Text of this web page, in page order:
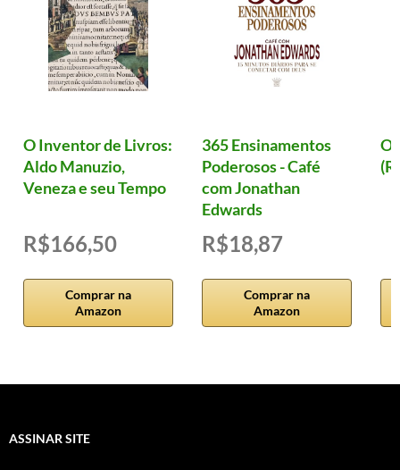
O Inventor de Livros:
Aldo Manuzio,
Veneza e seu Tempo
R$166,50
Comprar na
Amazon
365 Ensinamentos
Poderosos - Café
com Jonathan
Edwards
R$18,87
Comprar na
Amazon
ASSINAR SITE